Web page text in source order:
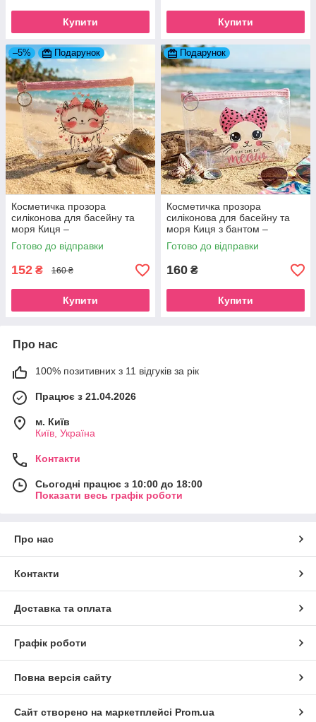
Купити Купити
–5% Подарунок
Косметичка прозора
силіконова для басейну та
моря Киця –
Водонепроникний пенал
органайзер для пляжу та
Готово до відправки
152 ₴ 160 ₴
Купити
Подарунок
Косметичка прозора
силіконова для басейну та
моря Киця з бантом –
Водонепроникний пенал
органайзер для пляжу та
Готово до відправки
160 ₴
Купити
Про нас
100% позитивних з 11 відгуків за рік
Працює з 21.04.2026
м. Київ
Київ, Україна
Контакти
Сьогодні працює з 10:00 до 18:00
Показати весь графік роботи
Про нас
Контакти
Доставка та оплата
Графік роботи
Повна версія сайту
Сайт створено на маркетплейсі Prom.ua